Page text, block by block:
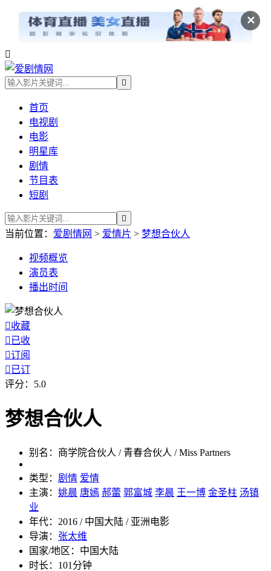
✕


首页
电视剧
电影
明星库
剧情
节目表
短剧

当前位置： 爱剧情网 > 爱情片 > 梦想合伙人
视频概览
演员表
播出时间
收藏
已收
订阅
已订
评分： 5.0
梦想合伙人
别名： 商学院合伙人 / 青春合伙人 / Miss Partners
类型： 剧情 爱情
主演： 姚晨 唐嫣 郝蕾 郭富城 李晨 王一博 金圣柱 汤镇
业
年代： 2016 / 中国大陆 / 亚洲电影
导演： 张太维
国家/地区： 中国大陆
时长： 101分钟